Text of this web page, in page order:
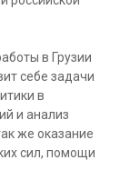
в Грузии
себе задачи
в
и анализ
же оказание
сил, помощи